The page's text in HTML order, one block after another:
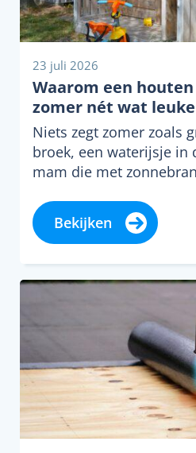
23 juli 2026
Waarom een
zomer nét wat
Niets zegt zomer zoals
broek, een waterijsje in
mam die met
Bekijken